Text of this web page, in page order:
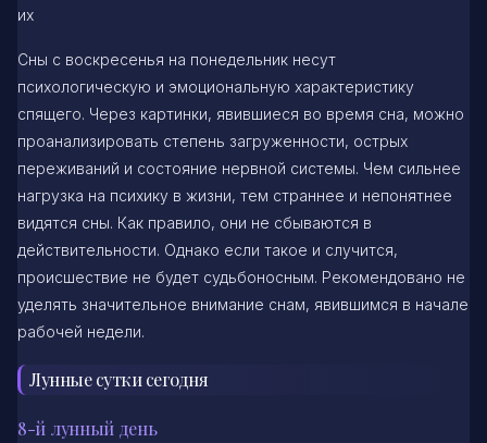
их
Сны с воскресенья на понедельник несут
психологическую и эмоциональную характеристику
спящего. Через картинки, явившиеся во время сна, можно
проанализировать степень загруженности, острых
переживаний и состояние нервной системы. Чем сильнее
нагрузка на психику в жизни, тем страннее и непонятнее
видятся сны. Как правило, они не сбываются в
действительности. Однако если такое и случится,
происшествие не будет судьбоносным. Рекомендовано не
уделять значительное внимание снам, явившимся в начале
рабочей недели.
Лунные сутки сегодня
8-й лунный день